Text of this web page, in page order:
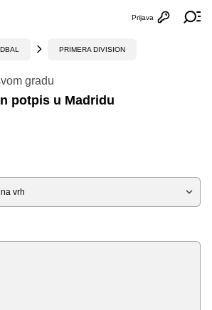
Otvori
Prijava
PRIMERA DIVISION
gradu
potpis u Madridu